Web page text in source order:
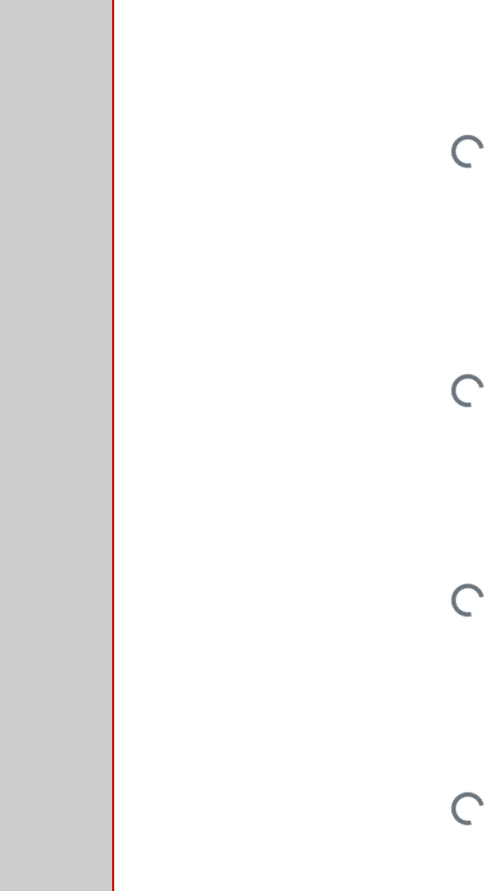
Loading...
Loading...
Loading...
Loading...